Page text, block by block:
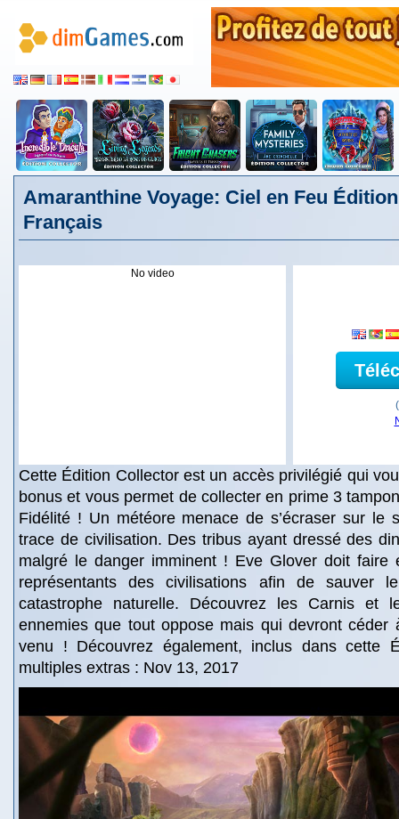
Amaranthine Voyage: Ciel en Feu
Français
No video
Cette Édition Collector est un accès privilégié qui
bonus et vous permet de collecter en prime 3
Fidélité ! Un météore menace de s’écraser sur le
trace de civilisation. Des tribus ayant dressé des
malgré le danger imminent ! Eve Glover doit faire
représentants des civilisations afin de sauver
catastrophe naturelle. Découvrez les Carnis et
ennemies que tout oppose mais qui devront céder
venu ! Découvrez également, inclus dans cette
multiples extras : Nov 13, 2017